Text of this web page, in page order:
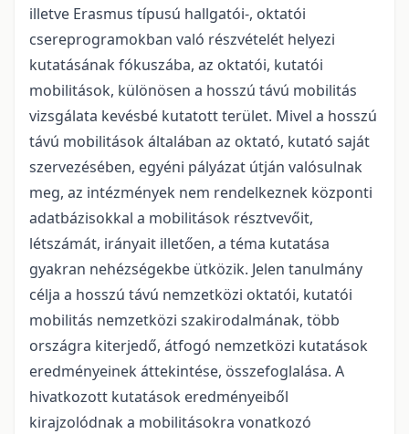
illetve Erasmus típusú hallgatói-, oktatói
csereprogramokban való részvételét helyezi
kutatásának fókuszába, az oktatói, kutatói
mobilitások, különösen a hosszú távú mobilitás
vizsgálata kevésbé kutatott terület. Mivel a hosszú
távú mobilitások általában az oktató, kutató saját
szervezésében, egyéni pályázat útján valósulnak
meg, az intézmények nem rendelkeznek központi
adatbázisokkal a mobilitások résztvevőit,
létszámát, irányait illetően, a téma kutatása
gyakran nehézségekbe ütközik. Jelen tanulmány
célja a hosszú távú nemzetközi oktatói, kutatói
mobilitás nemzetközi szakirodalmának, több
országra kiterjedő, átfogó nemzetközi kutatások
eredményeinek áttekintése, összefoglalása. A
hivatkozott kutatások eredményeiből
kirajzolódnak a mobilitásokra vonatkozó